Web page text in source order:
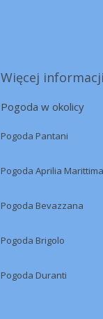
Więcej
Pogoda w okolicy
Pogoda Pantani
Pogoda Aprilia Marittima
Pogoda Bevazzana
Pogoda Brigolo
Pogoda Duranti